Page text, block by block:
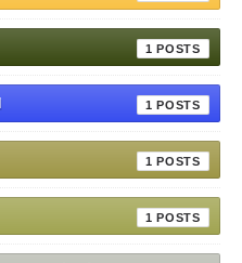
1
1
1
1